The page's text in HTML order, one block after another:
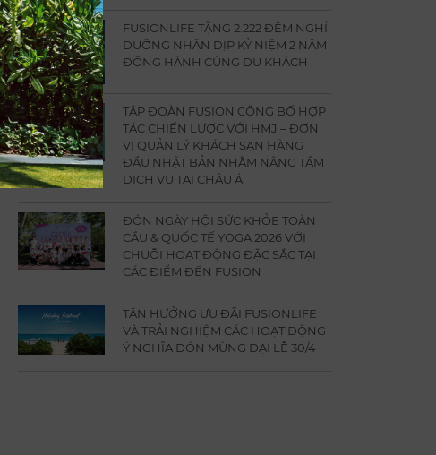
FUSIONLIFE TẶNG 2.222 ĐÊM NGHỈ
DƯỠNG NHÂN DỊP KỶ NIỆM 2 NĂM
ĐỒNG HÀNH CÙNG DU KHÁCH
TẬP ĐOÀN FUSION CÔNG BỐ HỢP
TÁC CHIẾN LƯỢC VỚI HMJ – ĐƠN
VỊ QUẢN LÝ KHÁCH SẠN HÀNG
ĐẦU NHẬT BẢN NHẰM NÂNG TẦM
DỊCH VỤ TẠI CHÂU Á
ĐÓN NGÀY HỘI SỨC KHỎE TOÀN
CẦU & QUỐC TẾ YOGA 2026 VỚI
CHUỖI HOẠT ĐỘNG ĐẶC SẮC TẠI
CÁC ĐIỂM ĐẾN FUSION
TẬN HƯỞNG ƯU ĐÃI FUSIONLIFE
VÀ TRẢI NGHIỆM CÁC HOẠT ĐỘNG
Ý NGHĨA ĐÓN MỪNG ĐẠI LỄ 30/4